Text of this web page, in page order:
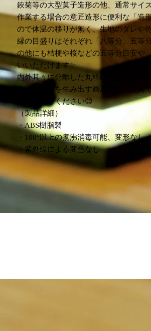
鋏菊等の大型菓子造形の他、通常サイ
作業する場合の意匠造形に便利な「造
ので体温の移りが無く、生地のダレや
縁の目盛りはそれぞれ「八等分、五等
の他にも桔梗や桜などの五等分目安や
いいただけます✨
内外其々に分離した丸枠はそれぞれ
いデザインを生み出す画期的なお道具
是非お試しください😊
（製品詳細）
・ABS樹脂製
・100°以上の煮沸消毒可能、変形なし
・紫外線による変色なし